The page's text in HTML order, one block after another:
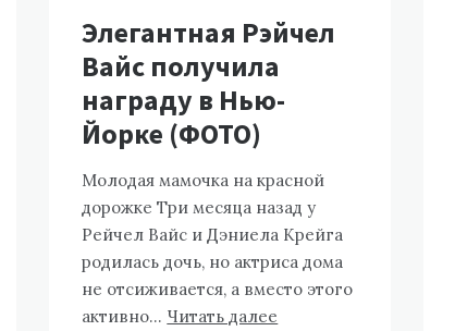
Элегантная Рэйчел
Вайс получила
награду в Нью-
Йорке (ФОТО)
Молодая мамочка на красной
дорожке Три месяца назад у
Рейчел Вайс и Дэниела Крейга
родилась дочь, но актриса дома
не отсиживается, а вместо этого
активно… Читать далее